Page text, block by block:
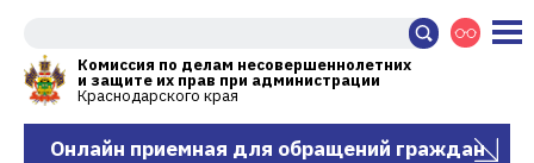
Комиссия по делам несовершеннолетних
и защите их прав при администрации
Краснодарского края
Онлайн приемная для обращений граждан